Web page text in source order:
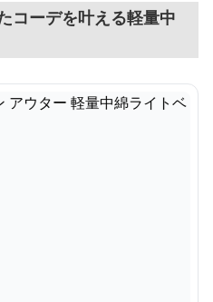
コーデを叶える軽量中